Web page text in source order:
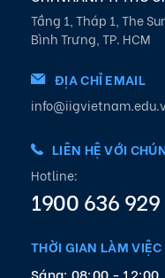
Tầng 1, Tháp 1, The
Bình Trưng, TP. HCM
ĐỊA CHỈ EMAIL
LIÊN HỆ VỚI
Hotline:
1900 636 929
THỜI GIAN LÀM VIỆC
Sáng: 08:00 - 12:00